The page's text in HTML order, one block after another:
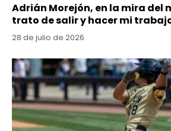
Adrián Morejón, en la mira del
trato de salir y hacer mi
28 de julio de 2026